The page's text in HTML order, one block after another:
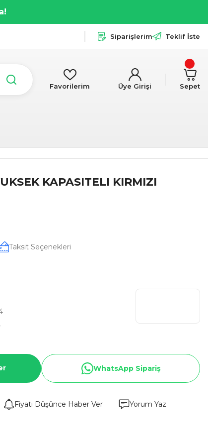
Siparişlerim Teklif İste
Favorilerim Üye Girişi Sepet
KAPASITELI KIRMIZI
Taksit Seçenekleri
WhatsApp Sipariş
Fiyatı Düşünce Haber Ver Yorum Yaz